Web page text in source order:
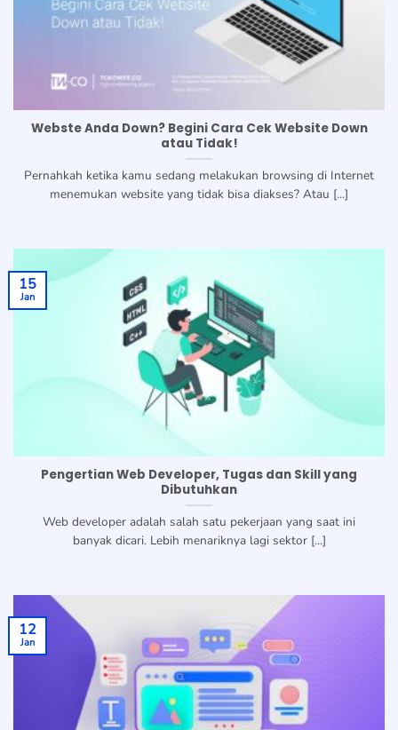
Webste Anda Down? Begini Cara Cek Website Down
atau Tidak!
Pernahkah ketika kamu sedang melakukan browsing di Internet
menemukan website yang tidak bisa diakses? Atau [...]
Pengertian Web Developer, Tugas dan Skill yang
Dibutuhkan
Web developer adalah salah satu pekerjaan yang saat ini
banyak dicari. Lebih menariknya lagi sektor [...]
15
Jan
12
Jan